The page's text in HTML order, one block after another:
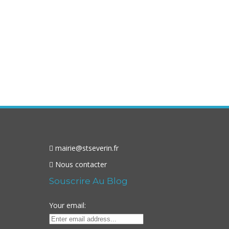
mairie@stseverin.fr
Nous contacter
Souscrire Au Blog
Your email: